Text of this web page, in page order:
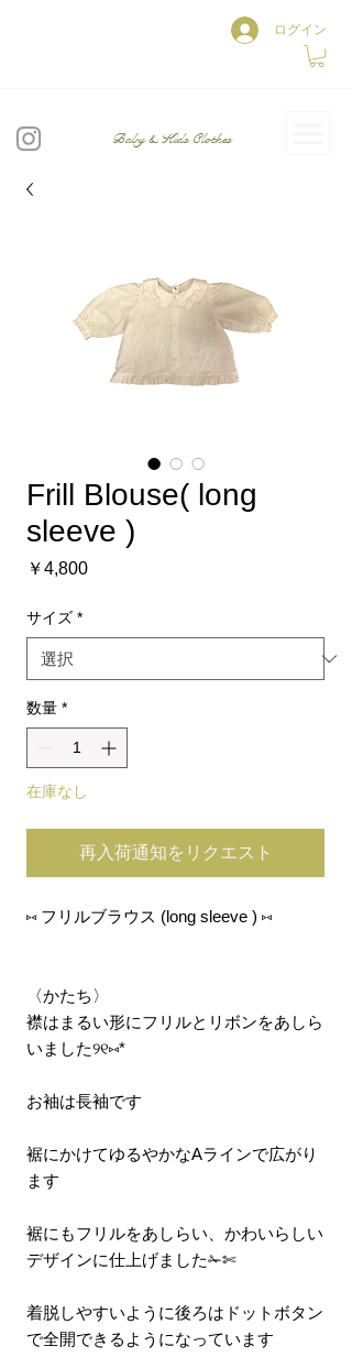
ログイン
Baby & Kids Clothes
Frill Blouse( long
sleeve )
￥4,800価
サイズ *
数量 *
在庫なし
再入荷通知をリクエスト
⑅ フリルブラウス (long sleeve ) ⑅
〈かたち〉
襟はまるい形にフリルとリボンをあしら
いました୨୧⑅*
お袖は長袖です
裾にかけてゆるやかなAラインで広がり
ます
裾にもフリルをあしらい、かわいらしい
デザインに仕上げました✁✄
着脱しやすいように後ろはドットボタン
で全開できるようになっています